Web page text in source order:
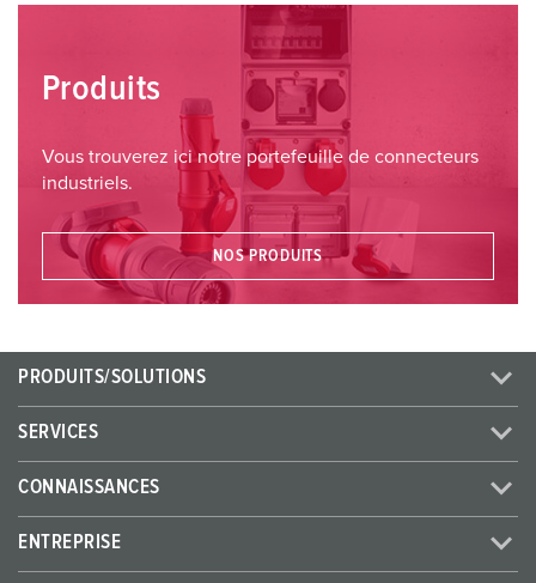
Produits
Vous trouverez ici notre portefeuille de connecteurs
industriels.
NOS PRODUITS
PRODUITS/SOLUTIONS
SERVICES
CONNAISSANCES
ENTREPRISE